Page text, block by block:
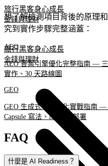
旅行黑客身心成長
金錢與理財
旅行黑客身心成長
金錢與理財
想了解檢測項目背後的原理
究到實作步驟完整涵蓋：
AEO
AEO 答案引擎優化完整指南 —
實作、30 天路線圖
GEO
GEO 生成式引擎優化實戰指南 —
Capsule 寫法、llms.txt 部署
FAQ
什麼是 AI Readiness？